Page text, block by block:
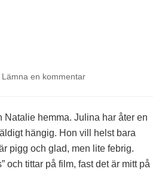
Lämna en kommentarpå
Natalie hemma. Julina har åter en
hängig. Hon vill helst bara
pigg och glad, men lite febrig.
och tittar på film, fast det är mitt på